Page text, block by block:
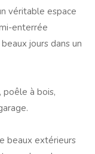
véritable espace
enterrée
jours dans un
poêle à bois,
beaux extérieurs